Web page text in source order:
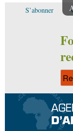
S’abonner